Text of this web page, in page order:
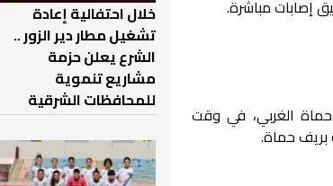
إصابات مباشرة.
الغربي، في وقت
بريف حماة.
خلال احتفالية إعادة
تشغيل مطار دير الزور ..
الشرع يعلن حزمة
مشاريع تنموية
للمحافظات الشرقية